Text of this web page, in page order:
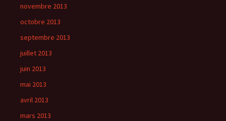
novembre 2013
octobre 2013
septembre 2013
juillet 2013
juin 2013
mai 2013
avril 2013
mars 2013